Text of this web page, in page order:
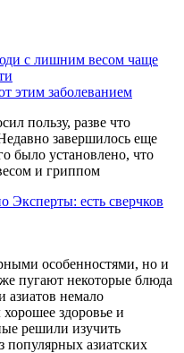
с лишним весом чаще
этим заболеванием
пользу, разве что
завершилось еще
было установлено, что
и гриппом
Эксперты: есть сверчков
особенностями, но и
пугают некоторые блюда
азиатов немало
здоровье и
решили изучить
популярных азиатских